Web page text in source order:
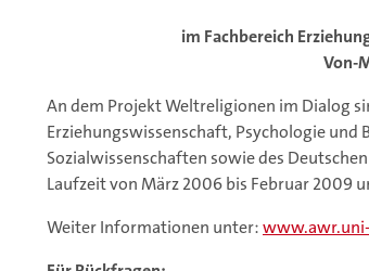
im Fachbereich
Von-
An dem Projekt Weltreligionen im Dialog
Erziehungswissenschaft, Psychologie
Sozialwissenschaften sowie des
Laufzeit von März 2006 bis Februar 2009
Weiter Informationen unter: